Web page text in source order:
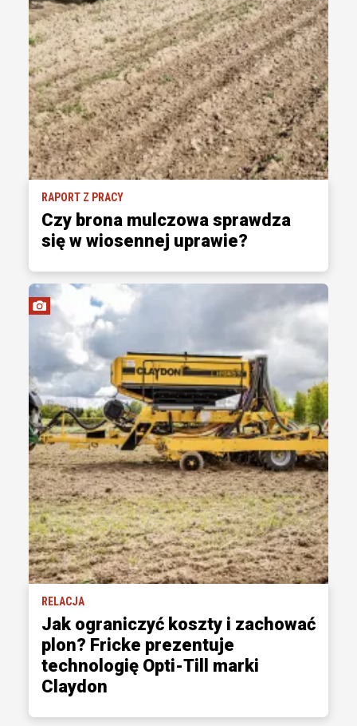
RAPORT Z PRACY
Czy brona mulczowa sprawdza
się w wiosennej uprawie?
RELACJA
Jak ograniczyć koszty i zachować
plon? Fricke prezentuje
technologię Opti-Till marki
Claydon